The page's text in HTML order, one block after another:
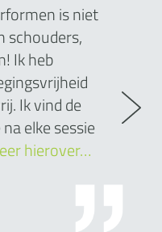
is niet
schouders,
Ik heb
Ik vind de
elke sessie
hierover…